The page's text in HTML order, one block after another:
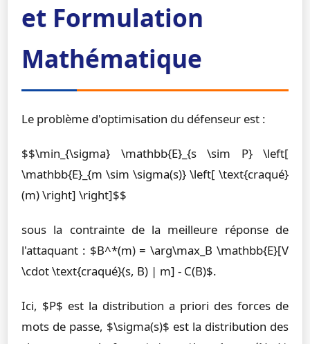
et Formulation
Mathématique
Le problème d'optimisation du défenseur est :
$$\min_{\sigma} \mathbb{E}_{s \sim P} \left[
\mathbb{E}_{m \sim \sigma(s)} \left[ \text{craqué}
(m) \right] \right]$$
sous la contrainte de la meilleure réponse de
l'attaquant : $B^*(m) = \arg\max_B \mathbb{E}[V
\cdot \text{craqué}(s, B) | m] - C(B)$.
Ici, $P$ est la distribution a priori des forces de
mots de passe, $\sigma(s)$ est la distribution des